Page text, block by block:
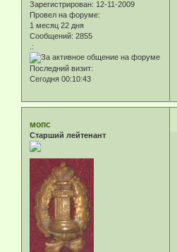
Зарегистрирован: 12-11-2009
Провел на форуме:
1 месяц 22 дня
Сообщений: 2855
.:
Последний визит:
Сегодня 00:10:43
мопс
Старший лейтенант